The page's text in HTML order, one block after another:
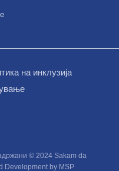
на инклузија
© 2024 Sakam da
Development by MSP